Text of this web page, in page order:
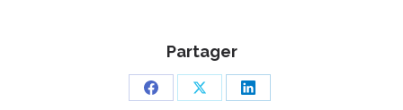
Partager
PartagerPartagerPartager